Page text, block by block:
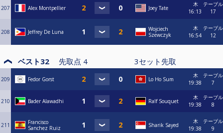
207 Alex Montpellier Joey Tate
木
16:13
テーブル
17
208 Jeffrey De Luna
Wojciech
Szewczyk
木
16:54
テーブル
12
ベスト32 先取点 4 3セット先取
209 Fedor Gorst Lo Ho Sum
木
19:38
テーブル
7
210 Bader Alawadhi Ralf Souquet
木
19:38
テーブル
8
211
Francisco
Sanchez Ruiz
Sharik Sayed
木
19:38
テーブル
9